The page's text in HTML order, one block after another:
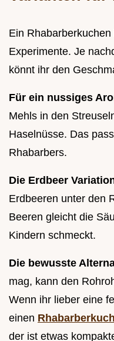
Ein
Experimente. Je
könnt ihr den
Für ein nussiges
Mehls in den
Haselnüsse. Das
Rhabarbers.
Die Erdbeer
Erdbeeren unter den
Beeren gleicht die
Kindern schmeckt.
Die bewusste
mag, kann den
Wenn ihr lieber eine
einen
der ist etwas